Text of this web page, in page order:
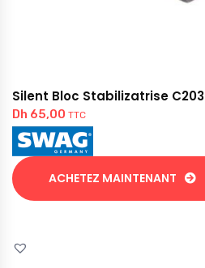
Silent Bloc Stabilizatrise C203
Dh 65,00 TTC
ACHETEZ MAINTENANT